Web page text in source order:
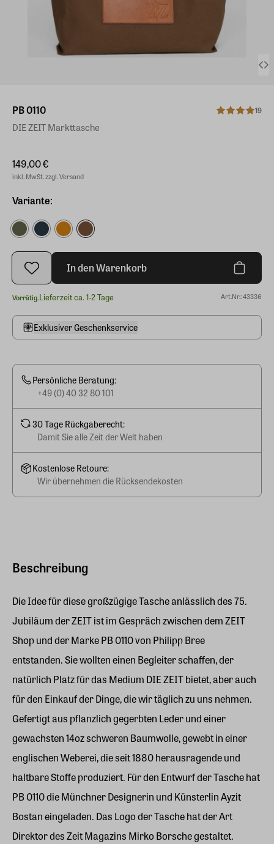
Beschreibung
Die Idee für diese großzügige Tasche anlässlich des 75.
Jubiläum der ZEIT ist im Gespräch zwischen dem ZEIT
Shop und der Marke PB 0110 von Philipp Bree
entstanden.Sie wollten einen Begleiter schaffen, der
natürlich Platz für das Medium DIE ZEIT bietet, aber auch
für den Einkauf der Dinge, die wir täglich zu uns nehmen.
Gefertigt aus pflanzlich gegerbten Leder und einer
gewachsten 14oz schweren Baumwolle, gewebt in einer
englischen Weberei, die seit 1880 herausragende und
haltbare Stoffe produziert. Für den Entwurf der Tasche hat
PB 0110 die Münchner Designerin und Künsterlin Ayzit
Bostan eingeladen. Das Logo der Tasche hat der Art
Direktor des Zeit Magazins Mirko Borsche gestaltet.
PB 0110 19
DIE ZEIT Markttasche
149,00 €
inkl. MwSt. zzgl. Versand
Variante:
In den Warenkorb
Vorrätig.Lieferzeit ca. 1-2 Tage Art.Nr.: 43336
Exklusiver Geschenkservice
Persönliche Beratung:
+49 (0) 40 32 80 101
30 Tage Rückgaberecht:
Damit Sie alle Zeit der Welt haben
Kostenlose Retoure:
Wir übernehmen die Rücksendekosten